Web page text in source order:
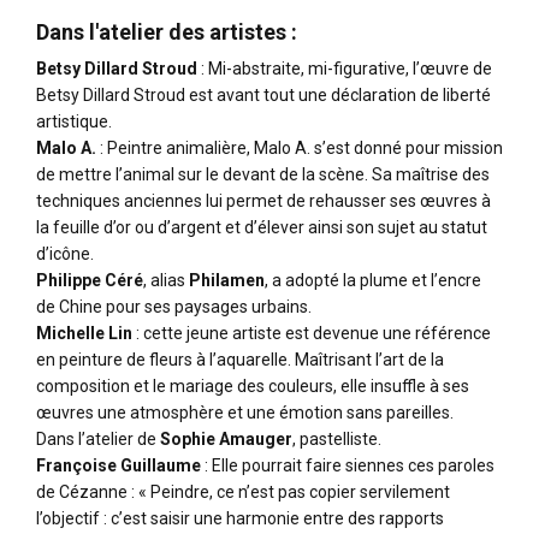
Dans l'atelier des artistes :
Betsy Dillard Stroud : Mi-abstraite, mi-figurative, l’œuvre de
Betsy Dillard Stroud est avant tout une déclaration de liberté
artistique.
Malo A. : Peintre animalière, Malo A. s’est donné pour mission
de mettre l’animal sur le devant de la scène. Sa maîtrise des
techniques anciennes lui permet de rehausser ses œuvres à
la feuille d’or ou d’argent et d’élever ainsi son sujet au statut
d’icône.
Philippe Céré, alias Philamen, a adopté la plume et l’encre
de Chine pour ses paysages urbains.
Michelle Lin : cette jeune artiste est devenue une référence
en peinture de fleurs à l’aquarelle. Maîtrisant l’art de la
composition et le mariage des couleurs, elle insuffle à ses
œuvres une atmosphère et une émotion sans pareilles.
Dans l’atelier de Sophie Amauger, pastelliste.
Françoise Guillaume: Elle pourrait faire siennes ces paroles
de Cézanne : « Peindre, ce n’est pas copier servilement
l’objectif : c’est saisir une harmonie entre des rapports